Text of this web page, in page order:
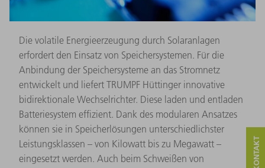
Die volatile Energieerzeugung durch Solaranlagen
erfordert den Einsatz von Speichersystemen. Für die
Anbindung der Speichersysteme an das Stromnetz
entwickelt und liefert TRUMPF Hüttinger innovative
bidirektionale Wechselrichter. Diese laden und entladen
Batteriesystem effizient. Dank des modularen Ansatzes
können sie in Speicherlösungen unterschiedlichster
Leistungsklassen – von Kilowatt bis zu Megawatt –
eingesetzt werden. Auch beim Schweißen von